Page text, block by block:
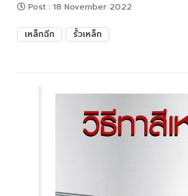
Post : 18 November 2022
เหล็กฉีก รั้วเหล็ก